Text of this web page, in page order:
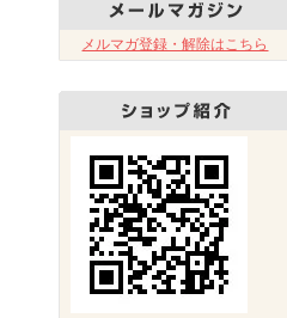
メルマガ登録・解除はこちら